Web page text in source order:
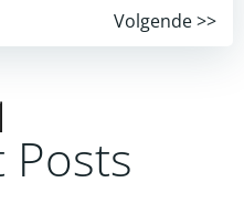
Volgende >>
Posts